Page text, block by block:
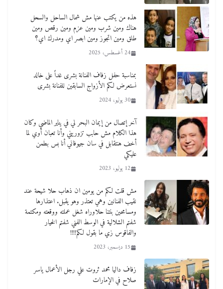
هذه من يكتب عنها مش شمال الساحل والسحل
هناك ومين شرب ومين عزم ومين رقص ومين
طلق ومين اتجوز ومين ابصر اي ومدرك اي؟
24 أغسطس، 2025
بمناسبة حفل زفاف الفنانة بشرى غداً على خالد
نستعرض لكم الأزواج السابقين للفنانة بشرى
30 يوليو، 2024
آخر إتصال من إيمان البحر لي في يناير الماضي وكان
هذا الكلام مش حابب تزوريني وأنا تعبان أوي لما
أخف هنتقابل في سان جيوفاني أنا بس بطمن
عليكي
12 يوليو، 2023
مش قلت لكم من يومين ان ذهاب حلا شيحة عند
نقيب الفنانين وهي تعتذر وهو يقبل. اعتذارها
ومسامحين بنتنا حلاوراه شغل عملته ووقعته ومكتمة
شفتم الشلالية في الوسط الفني شفتم الخيار
والفاقوس زي ما بقول لكم!!!!
15 ديسمبر، 2023
زفاف داليا محمد ثروت علي رجل الأعمال ياسر
صلاح في الإمارات